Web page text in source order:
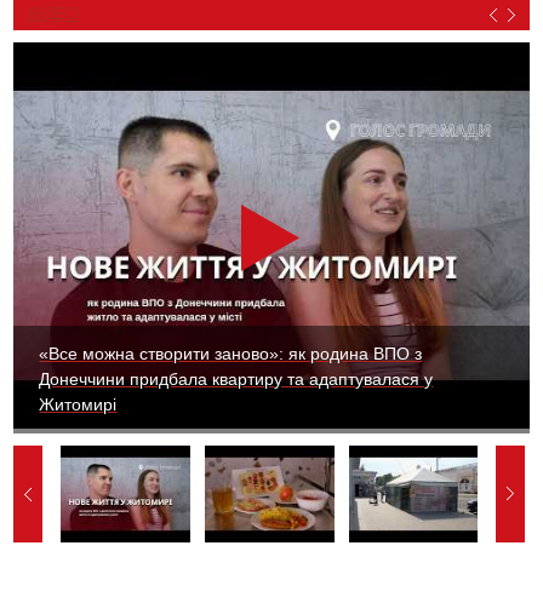
ВІДЕО
«Все можна створити заново»: як родина ВПО з
Донеччини придбала квартиру та адаптувалася у
Житомирі